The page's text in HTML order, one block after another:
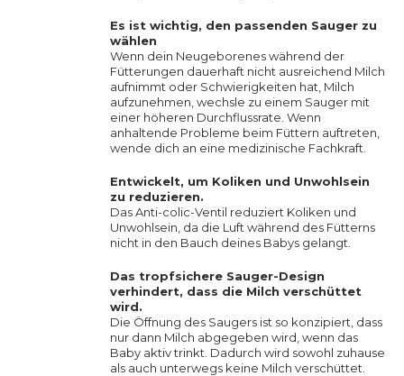
Es ist wichtig, den passenden Sauger zu
wählen
Wenn dein Neugeborenes während der
Fütterungen dauerhaft nicht ausreichend Milch
aufnimmt oder Schwierigkeiten hat, Milch
aufzunehmen, wechsle zu einem Sauger mit
einer höheren Durchflussrate. Wenn
anhaltende Probleme beim Füttern auftreten,
wende dich an eine medizinische Fachkraft.
Entwickelt, um Koliken und Unwohlsein
zu reduzieren.
Das Anti-colic-Ventil reduziert Koliken und
Unwohlsein, da die Luft während des Fütterns
nicht in den Bauch deines Babys gelangt.
Das tropfsichere Sauger-Design
verhindert, dass die Milch verschüttet
wird.
Die Öffnung des Saugers ist so konzipiert, dass
nur dann Milch abgegeben wird, wenn das
Baby aktiv trinkt. Dadurch wird sowohl zuhause
als auch unterwegs keine Milch verschüttet.